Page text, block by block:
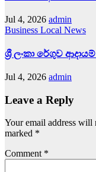
Jul 4, 2026 admin
Business Local News
ශ්‍රී ලංකා රේගුව
Jul 4, 2026 admin
Leave a Reply
Your email address will
marked *
Comment *